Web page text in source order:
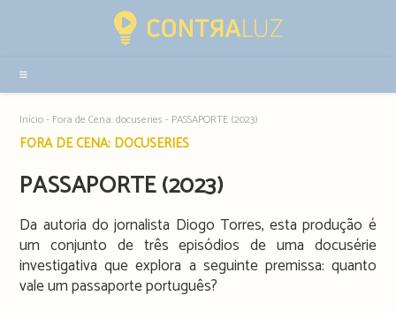
sidebar
Início- Fora de Cena: docuseries - PASSAPORTE (2023)
Post
FORA DE CENA: DOCUSERIES
PASSAPORTE (2023)
Da autoria do jornalista Diogo Torres, esta produção é
um conjunto de três episódios de uma docusérie
investigativa que explora a seguinte premissa: quanto
vale um passaporte português?